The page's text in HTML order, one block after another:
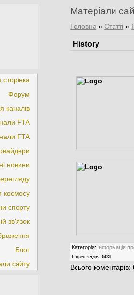
Форум
каналів
FTA
FTA
новини
космосу
спорту
зв'язок
Блог
сайту
Матеріали
Головна »Статті »
History
Категорія: Інформація
Переглядів:503
Всього коментарів: